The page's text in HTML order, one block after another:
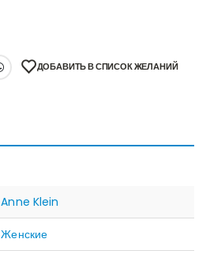
ДОБАВИТЬ В СПИСОК ЖЕЛАНИЙ
Anne Klein
Женские